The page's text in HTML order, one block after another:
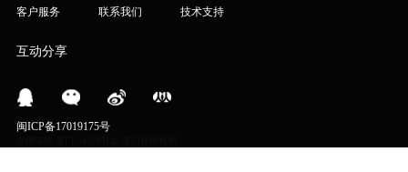
客户服务 联系我们 技术支持
互动分享
闽ICP备17019175号